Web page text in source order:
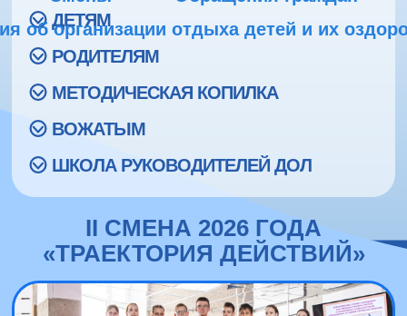
об организации отдыха детей и их
ДЕТЯМ
РОДИТЕЛЯМ
МЕТОДИЧЕСКАЯ КОПИЛКА
ВОЖАТЫМ
ШКОЛА РУКОВОДИТЕЛЕЙ ДОЛ
II СМЕНА 2026 ГОДА
«ТРАЕКТОРИЯ ДЕЙСТВИЙ»